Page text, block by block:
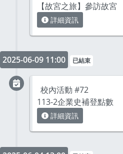
【故宮之旅】參訪故宮
詳細資訊
2025-06-09 11:00 已結束
校內活動 #72
113-2企業史補登點數
詳細資訊